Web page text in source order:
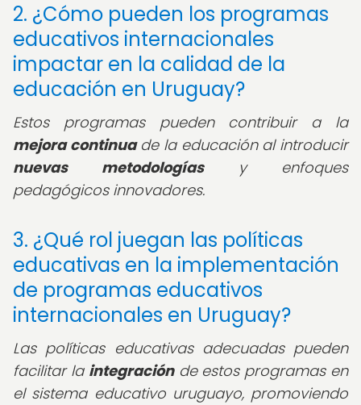
2. ¿Cómo pueden los programas
educativos internacionales
impactar en la calidad de la
educación en Uruguay?
Estos programas pueden contribuir a la
mejora continuade la educación al introducir
nuevas metodologíasy enfoques
pedagógicos innovadores.
3. ¿Qué rol juegan las políticas
educativas en la implementación
de programas educativos
internacionales en Uruguay?
Las políticas educativas adecuadas pueden
facilitar la integraciónde estos programas en
el sistema educativo uruguayo, promoviendo